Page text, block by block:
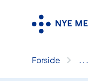
Forside .. .